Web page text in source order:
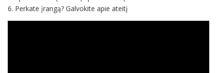
6. Perkate įrangą? Galvokite apie ateitį